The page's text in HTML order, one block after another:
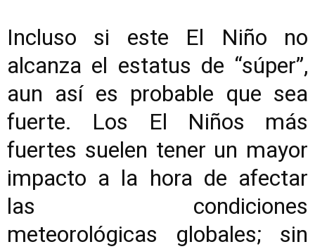
Incluso si este El Niño no
alcanza el estatus de “súper”,
aun así es probable que sea
fuerte. Los El Niños más
fuertes suelen tener un mayor
impacto a la hora de afectar
las condiciones
meteorológicas globales; sin